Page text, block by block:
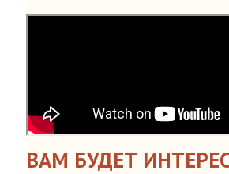
ВАМ БУДЕТ